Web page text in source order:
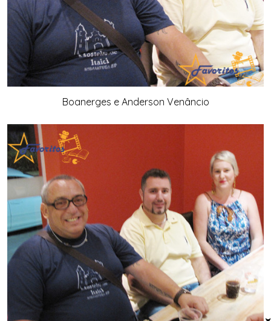
Boanerges e Anderson Venâncio